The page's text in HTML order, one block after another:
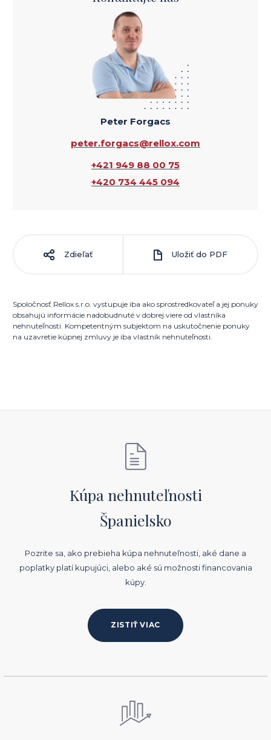
Peter Forgacs
peter.forgacs@rellox.com
+421 949 88 00 75
+420 734 445 094
Zdieľať Uložiť do PDF
Spoločnosť Rellox s.r.o. vystupuje iba ako sprostredkovateľ a jej ponuky
obsahujú informácie nadobudnuté v dobrej viere od vlastníka
nehnuteľnosti. Kompetentným subjektom na uskutočnenie ponuky
na uzavretie kúpnej zmluvy je iba vlastník nehnuteľnosti.
Kúpa nehnuteľnosti
Španielsko
Pozrite sa, ako prebieha kúpa nehnuteľnosti, aké dane a
poplatky platí kupujúci, alebo aké sú možnosti financovania
kúpy.
ZISTIŤ VIAC